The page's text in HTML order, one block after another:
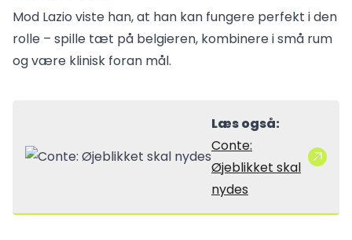
Mod Lazio viste han, at han kan fungere perfekt i den
rolle – spille tæt på belgieren, kombinere i små rum
og være klinisk foran mål.
Læs også:
Conte:
Øjeblikket skal
nydes